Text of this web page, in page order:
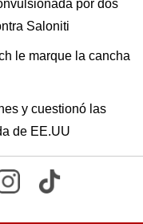
por dos
Saloniti
le marque la cancha
y cuestionó las
de EE.UU